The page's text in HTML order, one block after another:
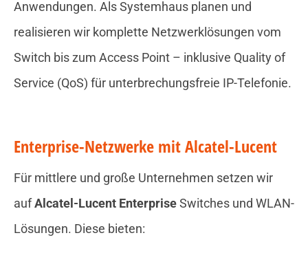
Anwendungen. Als Systemhaus planen und
realisieren wir komplette Netzwerklösungen vom
Switch bis zum Access Point – inklusive Quality of
Service (QoS) für unterbrechungsfreie IP-Telefonie.
Enterprise-Netzwerke mit Alcatel-Lucent
Für mittlere und große Unternehmen setzen wir
aufAlcatel-Lucent EnterpriseSwitches und WLAN-
Lösungen. Diese bieten: